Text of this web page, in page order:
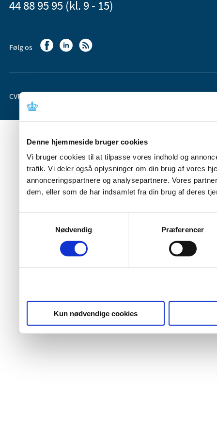
Denne hjemmeside bruger cookies
Vi bruger cookies til at tilpasse vores indhold og
trafik. Vi deler også oplysninger om din brug af vores
annonceringspartnere og analysepartnere. Vores
dem, eller som de har indsamlet fra din brug af deres
Nødvendig
Præferencer
Kun nødvendige cookies
44 88 95 95 (kl. 9 - 15)
Følg os
CVR-nr. 37 05 24 85